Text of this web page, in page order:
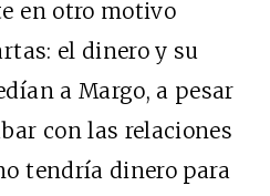
en otro motivo
el dinero y su
a Margo, a pesar
con las relaciones
tendría dinero para